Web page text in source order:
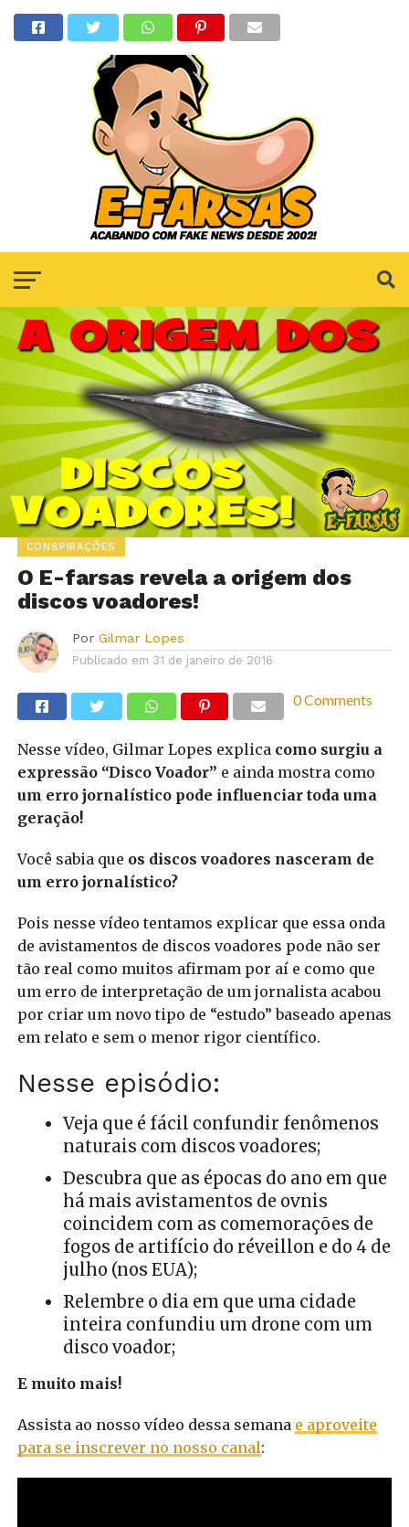
CONSPIRAÇÕES
O E-farsas revela a origem dos
discos voadores!
Por Gilmar Lopes
Publicado em 31 de janeiro de 2016
0 Comments
Nesse vídeo, Gilmar Lopes explica como surgiu a
expressão “Disco Voador” e ainda mostra como
um erro jornalístico pode influenciar toda uma
geração!
Você sabia que os discos voadores nasceram de
um erro jornalístico?
Pois nesse vídeo tentamos explicar que essa onda
de avistamentos de discos voadores pode não ser
tão real como muitos afirmam por aí e como que
um erro de interpretação de um jornalista acabou
por criar um novo tipo de “estudo” baseado apenas
em relato e sem o menor rigor científico.
Nesse episódio:
Veja que é fácil confundir fenômenos
naturais com discos voadores;
Descubra que as épocas do ano em que
há mais avistamentos de ovnis
coincidem com as comemorações de
fogos de artifício do réveillon e do 4 de
julho (nos EUA);
Relembre o dia em que uma cidade
inteira confundiu um drone com um
disco voador;
E muito mais!
Assista ao nosso vídeo dessa semana e aproveite
para se inscrever no nosso canal: